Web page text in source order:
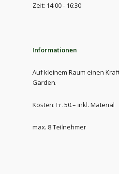
Zeit: 14:00 - 16:30
Informationen
Auf kleinem Raum einen
Garden.
Kosten: Fr. 50.– inkl. Material
max. 8 Teilnehmer